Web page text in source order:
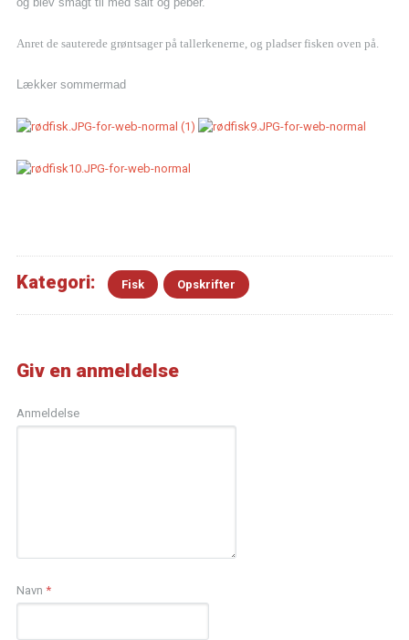
Anret de sauterede grøntsager på tallerkenerne, og pladser fisken oven på.
Lækker sommermad
Kategori: Fisk Opskrifter
Giv en anmeldelse
Anmeldelse
Navn *